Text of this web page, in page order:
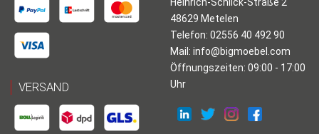
VERSAND
48629 Metelen
Telefon: 02556 40 492 90
Mail: info@bigmoebel.com
Öffnungszeiten: 09:00 - 17:00
Uhr